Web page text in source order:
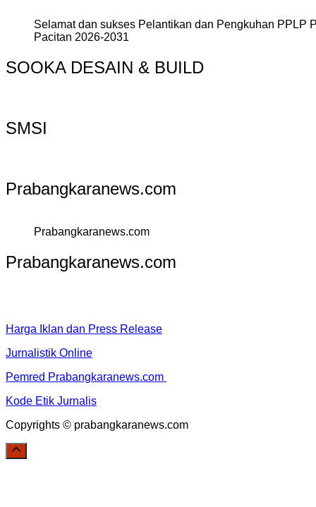
Selamat dan sukses Pelantikan dan Pengkuhan PPLP
Pacitan 2026-2031
SOOKA DESAIN & BUILD
SMSI
Prabangkaranews.com
Prabangkaranews.com
Prabangkaranews.com
Harga Iklan dan Press Release
Jurnalistik Online
Pemred Prabangkaranews.com
Kode Etik Jurnalis
Copyrights © prabangkaranews.com